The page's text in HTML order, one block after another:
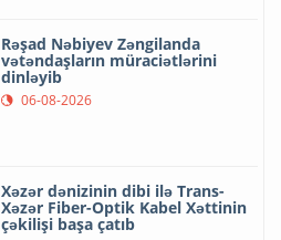
Rəşad Nəbiyev Zəngilanda
vətəndaşların müraciətlərini
dinləyib
06-08-2026
Xəzər dənizinin dibi ilə Trans-
Xəzər Fiber-Optik Kabel Xəttinin
çəkilişi başa çatıb